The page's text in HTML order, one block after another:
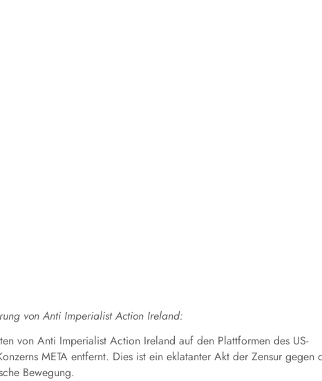
von Anti Imperialist Action Ireland:
von Anti Imperialist Action Ireland auf den Plattformen des US-
META entfernt. Dies ist ein eklatanter Akt der Zensur gegen
Bewegung.